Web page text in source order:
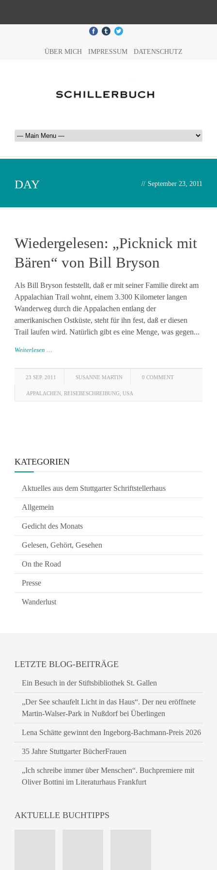
ÜBER MICH IMPRESSUM DATENSCHUTZ
DAY // September 23, 2011
Wiedergelesen: „Picknick mit
Bären“ von Bill Bryson
Als Bill Bryson feststellt, daß er mit seiner Familie direkt am
Appalachian Trail wohnt, einem 3.300 Kilometer langen
Wanderweg durch die Appalachen entlang der
amerikanischen Ostküste, steht für ihn fest, daß er diesen
Trail laufen wird. Natürlich gibt es eine Menge, was gegen...
Weiterlesen …
23 SEP. 2011 SUSANNE MARTIN 0 COMMENT
APPALACHEN REISEBESCHREIBUNG USA
KATEGORIEN
Aktuelles aus dem Stuttgarter Schriftstellerhaus
Allgemein
Gedicht des Monats
Gelesen, Gehört, Gesehen
On the Road
Presse
Wanderlust
LETZTE BLOG-BEITRÄGE
Ein Besuch in der Stiftsbibliothek St. Gallen
„Der See schaufelt Licht in das Haus“. Der neu eröffnete
Martin-Walser-Park in Nußdorf bei Überlingen
Lena Schätte gewinnt den Ingeborg-Bachmann-Preis 2026
35 Jahre Stuttgarter BücherFrauen
„Ich schreibe immer über Menschen“. Buchpremiere mit
Oliver Bottini im Literaturhaus Frankfurt
AKTUELLE BUCHTIPPS